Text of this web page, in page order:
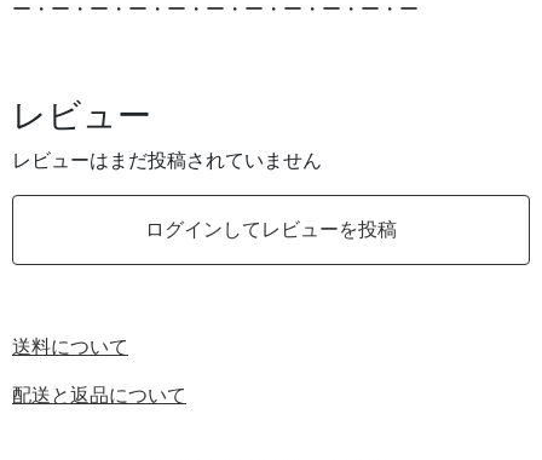
ー・ー・ー・ー・ー・ー・ー・ー・ー・ー・ー
レビュー
レビューはまだ投稿されていません
ログインしてレビューを投稿
送料について
配送と返品について